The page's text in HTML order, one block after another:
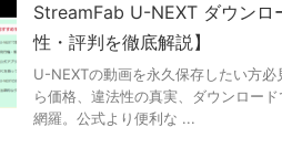
StreamFab U-NEXT ダウン
性・評判を徹底解説】
U-NEXTの動画を永久保存したい方
ら価格、違法性の真実、ダウンロー
網羅。公式より便利な ...